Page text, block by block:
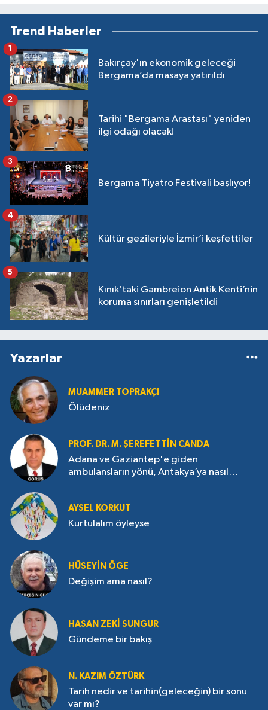
Trend Haberler
Bakırçay'ın ekonomik geleceği
Bergama’da masaya yatırıldı
1
Tarihi "Bergama Arastası" yeniden
ilgi odağı olacak!
2
Bergama Tiyatro Festivali başlıyor!
3
Kültür gezileriyle İzmir’i keşfettiler
4
Kınık’taki Gambreion Antik Kenti’nin
koruma sınırları genişletildi
5
Yazarlar
MUAMMER TOPRAKÇI
Ölüdeniz
PROF. DR. M. ŞEREFETTIN CANDA
Adana ve Gaziantep'e giden
ambulansların yönü, Antakya’ya nasıl
AYSEL KORKUT
Kurtulalım öyleyse
HÜSEYIN ÖGE
Değişim ama nasıl?
HASAN ZEKI SUNGUR
Gündeme bir bakış
N. KAZIM ÖZTÜRK
Tarih nedir ve tarihin(geleceğin) bir sonu
var mı?